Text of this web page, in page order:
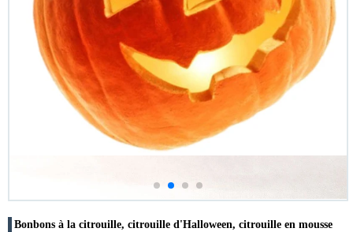
Bonbons à la citrouille, citrouille d'Halloween, citrouille en mousse